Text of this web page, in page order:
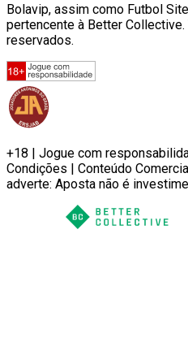
Bolavip, assim como Futbol
pertencente à Better
reservados.
+18 | Jogue com
Condições | Conteúdo
adverte: Aposta não é